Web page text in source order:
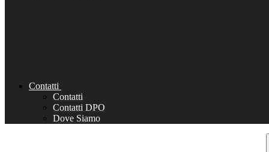
Contatti
Contatti
Contatti DPO
Dove Siamo